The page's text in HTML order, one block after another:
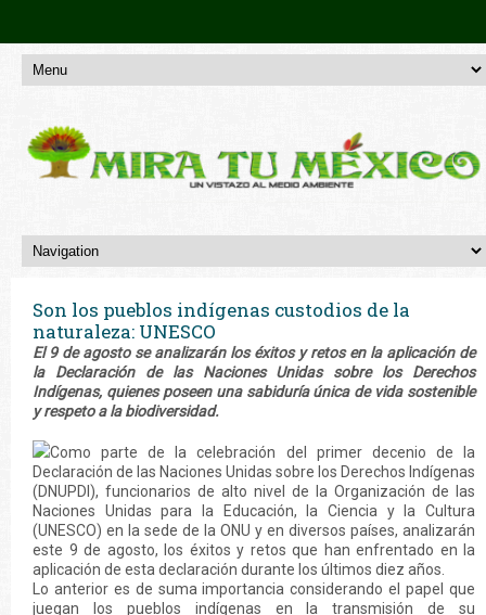
Son los pueblos indígenas custodios de la
naturaleza: UNESCO
El 9 de agosto se analizarán los éxitos y retos en la aplicación de
la Declaración de las Naciones Unidas sobre los Derechos
Indígenas, quienes poseen una sabiduría única de vida sostenible
y respeto a la biodiversidad.
Como parte de la celebración del primer decenio de la
Declaración de las Naciones Unidas sobre los Derechos Indígenas
(DNUPDI), funcionarios de alto nivel de la Organización de las
Naciones Unidas para la Educación, la Ciencia y la Cultura
(UNESCO) en la sede de la ONU y en diversos países, analizarán
este 9 de agosto, los éxitos y retos que han enfrentado en la
aplicación de esta declaración durante los últimos diez años.
Lo anterior es de suma importancia considerando el papel que
juegan los pueblos indígenas en la transmisión de su